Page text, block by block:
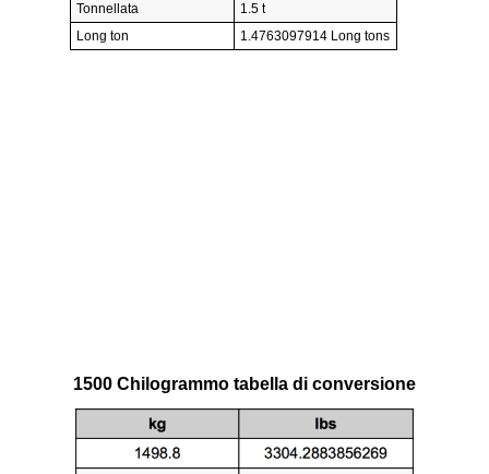
Tonnellata
1.5 t
Long ton
1.4763097914 Long tons
1500 Chilogrammo tabella di conversione